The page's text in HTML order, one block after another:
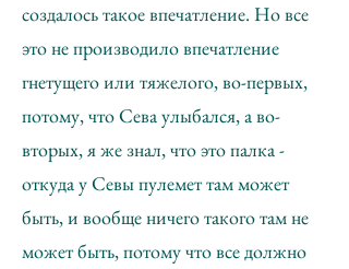
создалось такое впечатление. Но все
это не производило впечатление
гнетущего или тяжелого, во-первых,
потому, что Сева улыбался, а во-
вторых, я же знал, что это палка -
откуда у Севы пулемет там может
быть, и вообще ничего такого там не
может быть, потому что все должно